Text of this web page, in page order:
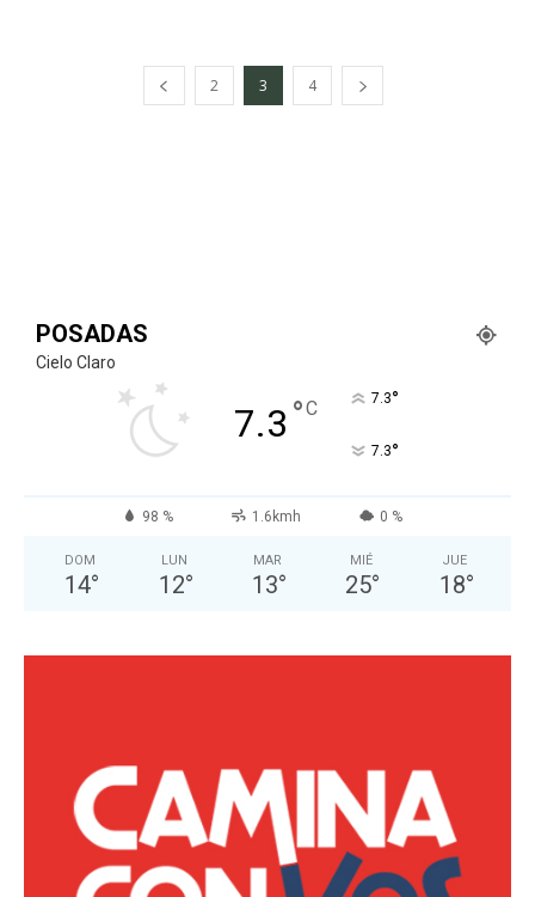
2 3 4
POSADAS
Cielo Claro
7.3 °C 7.3°
7.3°
98 % 1.6kmh 0 %
DOM
14°
LUN
12°
MAR
13°
MIÉ
25°
JUE
18°